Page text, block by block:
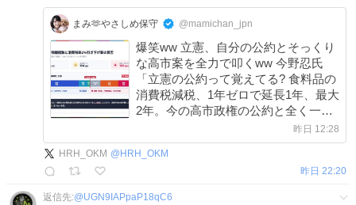
まみ🫶やさしめ保守 @mamichan_jpn
爆笑ww 立憲、自分の公約とそっくり
な高市案を全力で叩くww 今野忍氏
「立憲の公約って覚えてる? 食料品の
消費税減税、1年ゼロで延長1年、最大
2年。今の高市政権の公約と全く一緒
x.com/mamichan_jpn/s…
昨日 12:28
HRH_OKM @ HRH_OKM
昨日 22:20
返信先:@UGN9IAPpaP18qC6